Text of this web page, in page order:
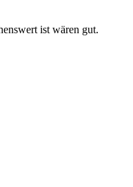
ist wären gut.